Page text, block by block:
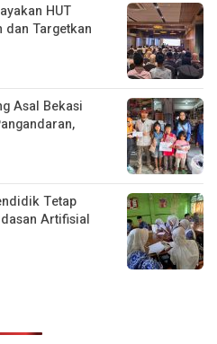
HUT
dan Targetkan
Asal Bekasi
Tetap
Artifisial